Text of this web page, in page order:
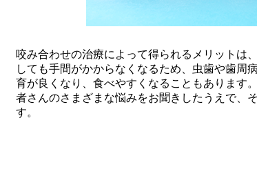
咬み合わせの治療によって得られるメリットは
しても手間がかからなくなるため、虫歯や歯周
育が良くなり、食べやすくなることもあります
者さんのさまざまな悩みをお聞きしたうえで、
す。